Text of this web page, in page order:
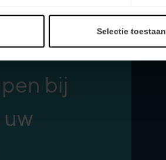
Selectie toestaan
ons op
hoe
bij